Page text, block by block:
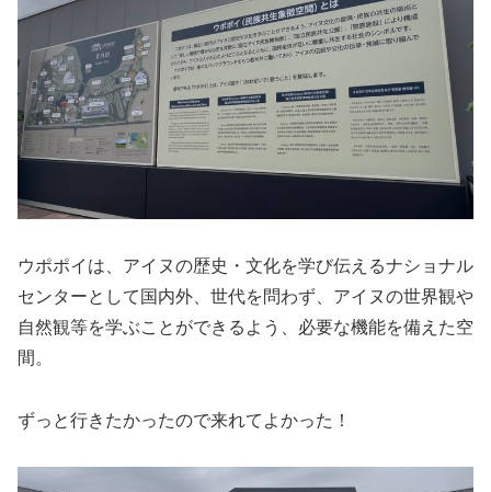
ウポポイは、アイヌの歴史・文化を学び伝えるナショナル
センターとして国内外、世代を問わず、アイヌの世界観や
自然観等を学ぶことができるよう、必要な機能を備えた空
間。
ずっと行きたかったので来れてよかった！